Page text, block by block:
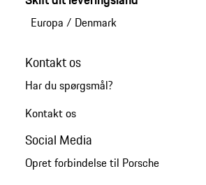
Europa / Denmark
Kontakt os
Har du spørgsmål?
Kontakt os
Social Media
Opret forbindelse til Porsche